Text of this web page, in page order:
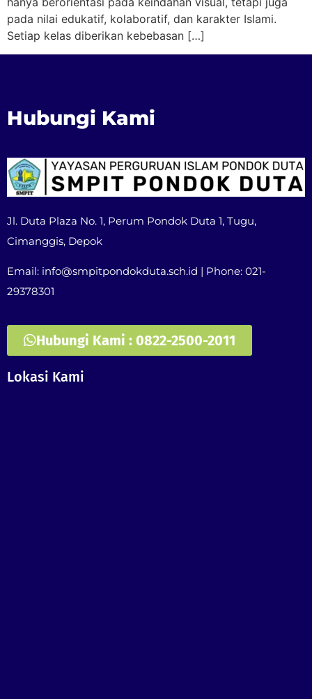
pada nilai edukatif, kolaboratif, dan karakter Islami.
Setiap kelas diberikan kebebasan […]
Hubungi Kami
Jl. Duta Plaza No. 1, Perum Pondok Duta 1, Tugu,
Cimanggis, Depok
Email: info@smpitpondokduta.sch.id | Phone: 021-
29378301
Hubungi Kami : 0822-2500-2011
Lokasi Kami